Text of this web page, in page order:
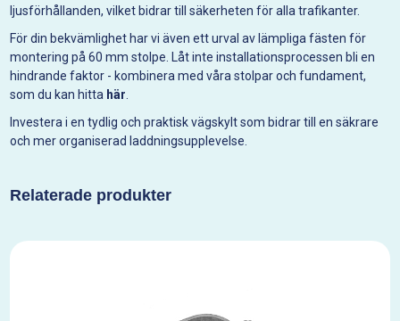
ljusförhållanden, vilket bidrar till säkerheten för alla trafikanter.
För din bekvämlighet har vi även ett urval av lämpliga fästen för
montering på 60 mm stolpe. Låt inte installationsprocessen bli en
hindrande faktor - kombinera med våra stolpar och fundament,
som du kan hitta här
Investera i en tydlig och praktisk vägskylt som bidrar till en säkrare
och mer organiserad laddningsupplevelse.
Relaterade produkter